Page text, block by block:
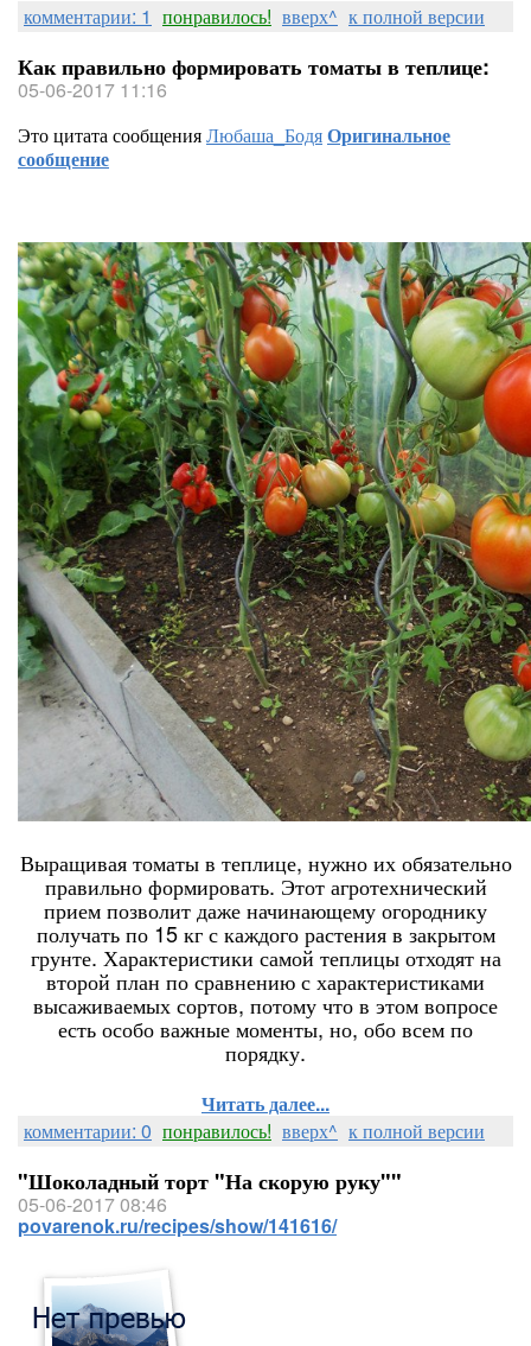
комментарии: 1 понравилось! вверх^ к полной версии
Как правильно формировать томаты в теплице:
05-06-2017 11:16
Это цитата сообщенияЛюбаша_БодяОригинальное
сообщение
Выращивая томаты в теплице, нужно их обязательно
правильно формировать. Этот агротехнический
прием позволит даже начинающему огороднику
получать по 15 кг с каждого растения в закрытом
грунте. Характеристики самой теплицы отходят на
второй план по сравнению с характеристиками
высаживаемых сортов, потому что в этом вопросе
есть особо важные моменты, но, обо всем по
порядку.
Читать далее...
комментарии: 0 понравилось! вверх^ к полной версии
"Шоколадный торт "На скорую руку""
05-06-2017 08:46
povarenok.ru/recipes/show/141616/